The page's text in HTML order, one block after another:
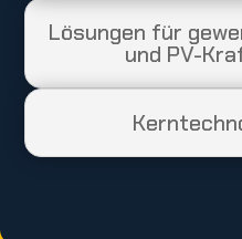
Lösungen für
und PV-